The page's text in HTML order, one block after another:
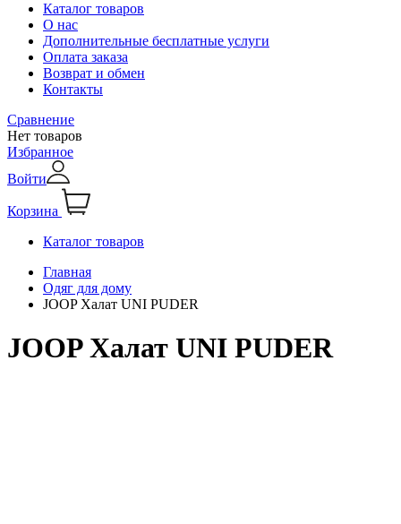
Каталог товаров
О нас
Дополнительные бесплатные услуги
Оплата заказа
Возврат и обмен
Контакты
Сравнение
Нет товаров
Избранное
Войти
Корзина
Каталог товаров
Главная
Одяг для дому
JOOP Халат UNI PUDER
JOOP Халат UNI PUDER